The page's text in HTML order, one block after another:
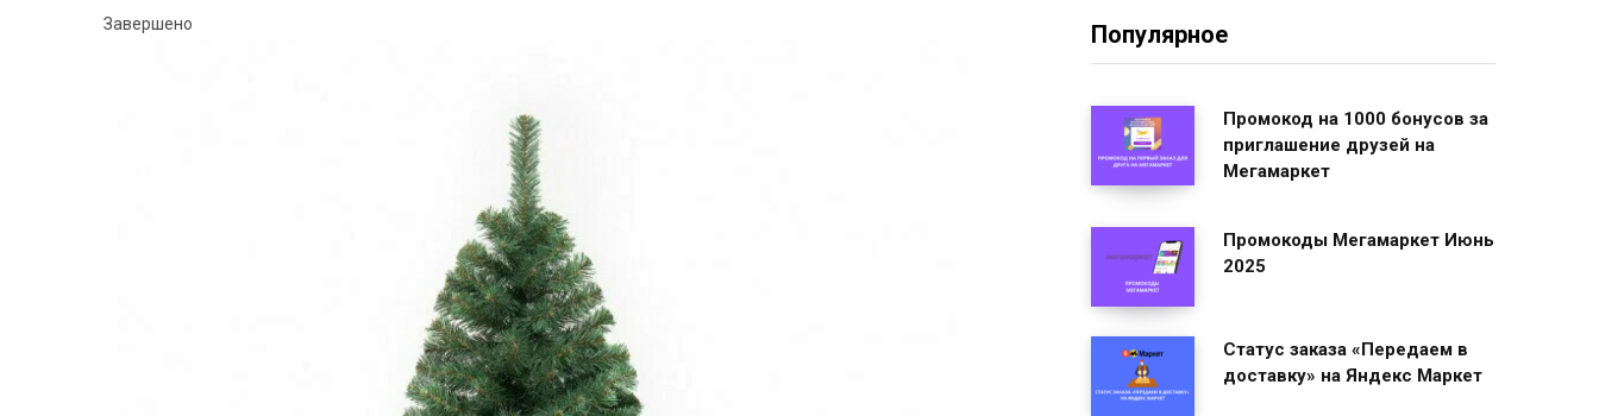
Завершено Популярное
Промокод на 1000 бонусов за
приглашение друзей на
Мегамаркет
Промокоды Мегамаркет Июнь
2025
Статус заказа «Передаем в
доставку» на Яндекс Маркет